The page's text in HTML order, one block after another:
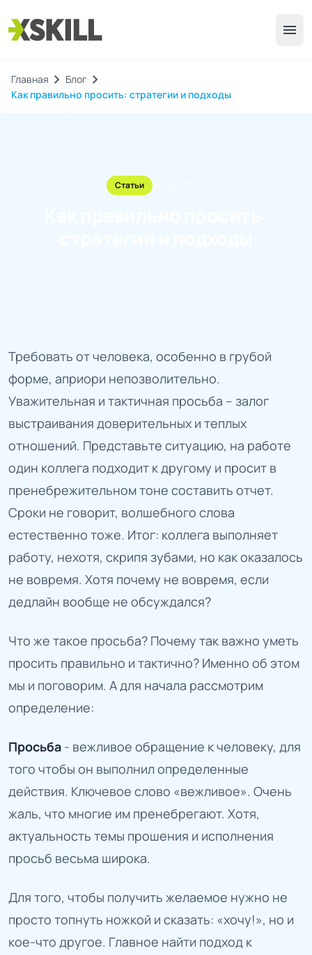
menu
Главная chevron_right Блог chevron_right
Как правильно просить: стратегии и подходы
Статьи
Требовать от человека, особенно в грубой
форме, априори непозволительно.
Уважительная и тактичная просьба – залог
выстраивания доверительных и теплых
отношений. Представьте ситуацию, на работе
один коллега подходит к другому и просит в
пренебрежительном тоне составить отчет.
Сроки не говорит, волшебного слова
естественно тоже. Итог: коллега выполняет
работу, нехотя, скрипя зубами, но как оказалось
не вовремя. Хотя почему не вовремя, если
дедлайн вообще не обсуждался?
Что же такое просьба? Почему так важно уметь
просить правильно и тактично? Именно об этом
мы и поговорим. А для начала рассмотрим
определение:
Просьба - вежливое обращение к человеку, для
того чтобы он выполнил определенные
действия. Ключевое слово «вежливое». Очень
жаль, что многие им пренебрегают. Хотя,
актуальность темы прошения и исполнения
просьб весьма широка.
Для того, чтобы получить желаемое нужно не
просто топнуть ножкой и сказать: «хочу!», но и
кое-что другое. Главное найти подход к